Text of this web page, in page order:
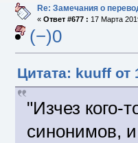
Re: Замечания о
« Ответ #677 : 17 Марта
(−)0
Цитата: kuuff от
"Изчез кого-
синонимов,